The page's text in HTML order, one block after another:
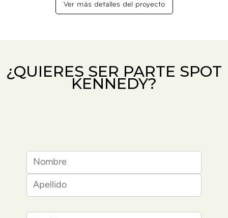
Ver más detalles del proyecto
¿QUIERES SER PARTE SPOT
KENNEDY?